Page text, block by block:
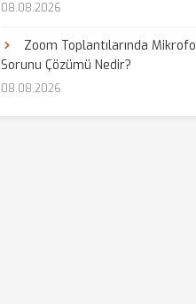
08.08.2026
Zoom Toplantılarında
Sorunu Çözümü Nedir?
08.08.2026